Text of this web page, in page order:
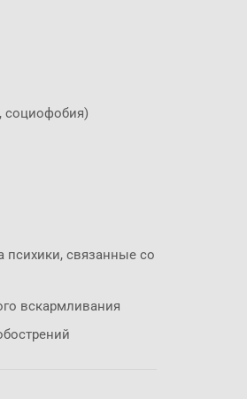
социофобия)
психики, связанные со
вскармливания